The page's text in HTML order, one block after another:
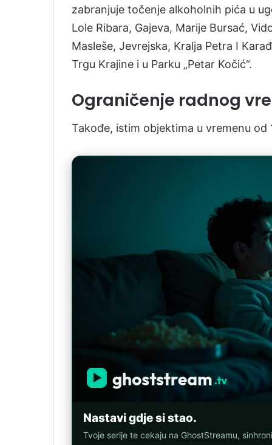
zabranjuje točenje alkoholnih pića u
Lole Ribara, Gajeva, Marije Bursać,
Masleše, Jevrejska, Kralja Petra I
Trgu Krajine i u Parku „Petar Kočić“.
Ograničenje radnog
Takođe, istim objektima u vremenu
Nastavi gdje si stao.
Tvoje serije te cekaju na GhostStreamu,